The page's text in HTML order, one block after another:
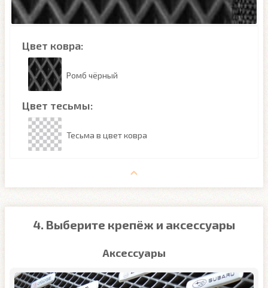
Цвет ковра:
Ромб чёрный
Цвет тесьмы:
Тесьма в цвет ковра
4. Выберите крепёж и аксессуары
Аксессуары